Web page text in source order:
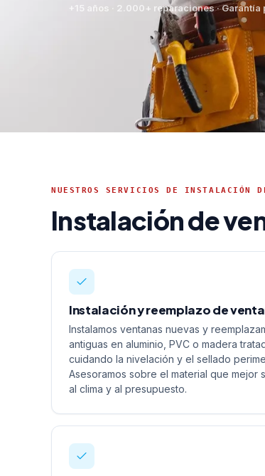
+15 años · 2.000+ reparaciones ·
NUESTROS SERVICIOS DE INSTALACIÓN
Instalación de
Instalación y reemplazo de
Instalamos ventanas nuevas y
antiguas en aluminio, PVC o madera
cuidando la nivelación y el sellado
Asesoramos sobre el material que mejor
al clima y al presupuesto.